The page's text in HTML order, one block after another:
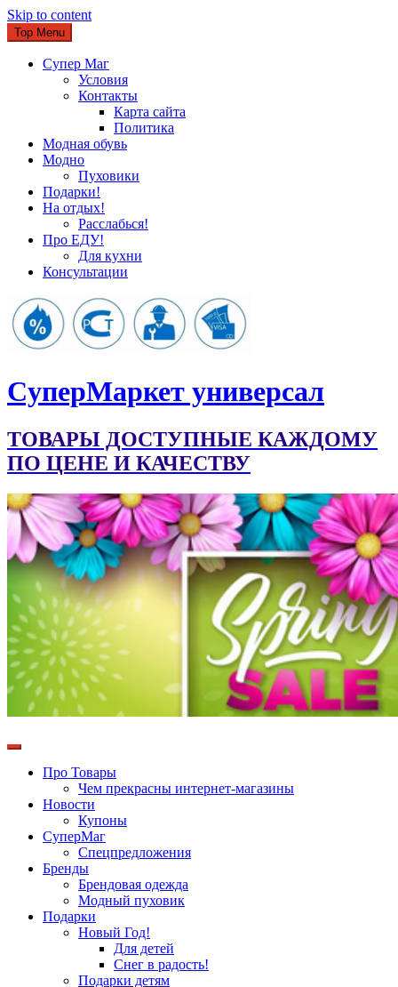
Skip to content
Top Menu
Супер Маг
Условия
Контакты
Карта сайта
Политика
Модная обувь
Модно
Пуховики
Подарки!
На отдых!
Расслабься!
Про ЕДУ!
Для кухни
Консультации
CуперМаркет универсал
ТОВАРЫ ДОСТУПНЫЕ КАЖДОМУ
ПО ЦЕНЕ И КАЧЕСТВУ
Про Товары
Чем прекрасны интернет-магазины
Новости
Купоны
СуперМаг
Спецпредложения
Бренды
Брендовая одежда
Модный пуховик
Подарки
Новый Год!
Для детей
Снег в радость!
Подарки детям